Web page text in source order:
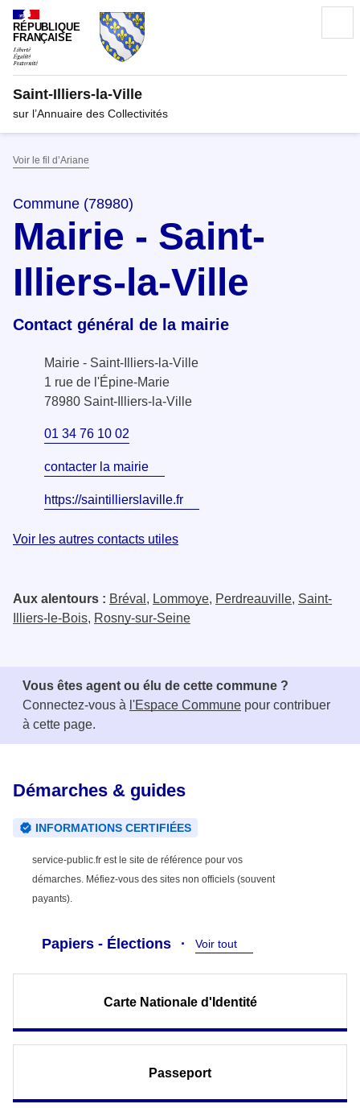
RÉPUBLIQUE
FRANÇAISE
Saint-Illiers-la-Ville
sur l’Annuaire des Collectivités
Voir le fil d’Ariane
Commune (78980)
Mairie - Saint-
Illiers-la-Ville
Contact général de la mairie
Mairie - Saint-Illiers-la-Ville
1 rue de l'Épine-Marie
78980 Saint-Illiers-la-Ville
01 34 76 10 02
contacter la mairie
https://saintillierslaville.fr
Voir les autres contacts utiles
Aux alentours : Bréval , Lommoye, Perdreauville, Saint-
Illiers-le-Bois, Rosny-sur-Seine
Vous êtes agent ou élu de cette commune ?
Connectez-vous à l'Espace Commune pour contribuer
à cette page.
Démarches & guides
INFORMATIONS CERTIFIÉES
service-public.fr est le site de référence pour vos
démarches. Méfiez-vous des sites non officiels (souvent
payants).
Papiers - Élections Voir tout
Carte Nationale d'Identité
Passeport